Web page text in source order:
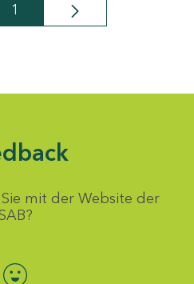
Seite
1
mit der Website der
Bewertung auswählen